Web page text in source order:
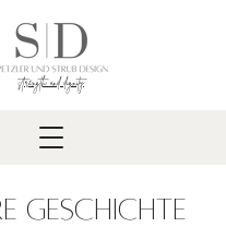
strength and dignity
Geschichte